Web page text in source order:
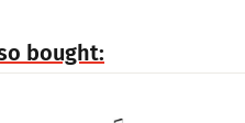
bought: